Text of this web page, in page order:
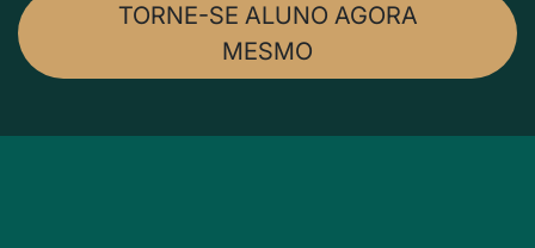
TORNE-SE ALUNO AGORA
MESMO